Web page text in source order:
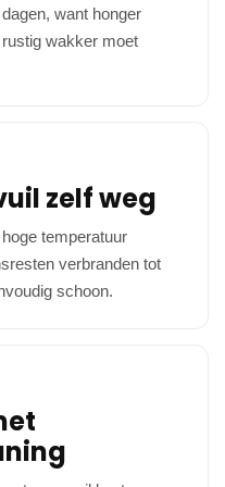
want honger
wakker moet
zelf weg
temperatuur
verbranden tot
schoon.